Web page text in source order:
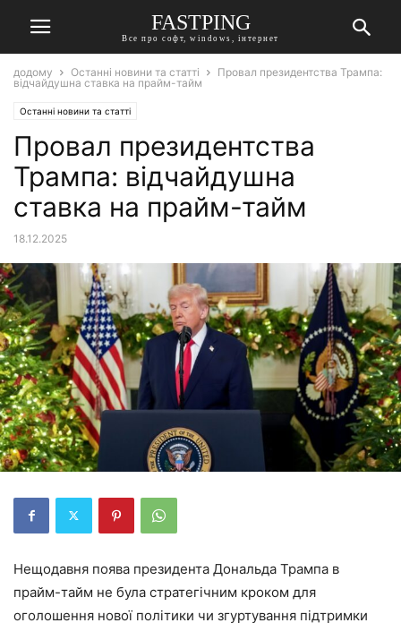
FASTPING
Все про софт, windows, інтернет
додому Останні новини та статті
Провал президентства Трампа:
відчайдушна ставка на прайм-тайм
Останні новини та статті
Провал президентства
Трампа: відчайдушна
ставка на прайм-тайм
18.12.2025
Нещодавня поява президента Дональда Трампа в
прайм-тайм не була стратегічним кроком для
оголошення нової політики чи згуртування підтримки